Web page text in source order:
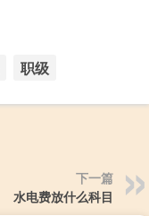
职级
下一篇
水电费放什么科目